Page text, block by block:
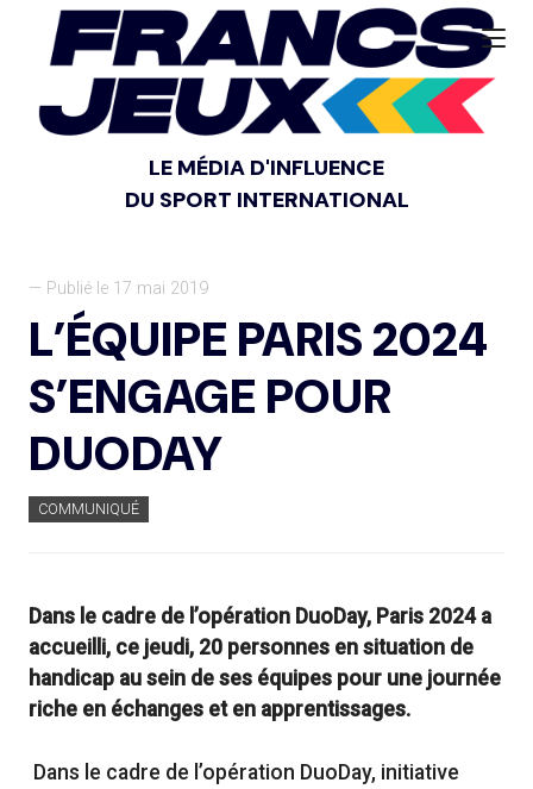
LE MÉDIA D'INFLUENCE
DU SPORT INTERNATIONAL
— Publié le 17 mai 2019
L’ÉQUIPE PARIS 2024
S’ENGAGE POUR
DUODAY
COMMUNIQUÉ
Dans le cadre de l’opération DuoDay, Paris 2024 a
accueilli, ce jeudi, 20 personnes en situation de
handicap au sein de ses équipes pour une journée
riche en échanges et en apprentissages.
Dans le cadre de l’opération DuoDay, initiative